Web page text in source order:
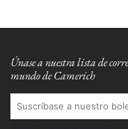
Únase a nuestra lista de
mundo de Camerich